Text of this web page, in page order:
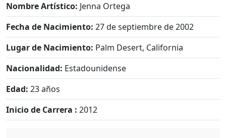
Nombre Artístico: Jenna Ortega
Fecha de Nacimiento: 27 de septiembre de 2002
Lugar de Nacimiento: Palm Desert, California
Nacionalidad: Estadounidense
Edad: 23 años
Inicio de Carrera : 2012